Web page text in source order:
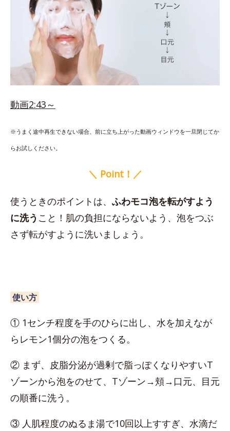
動画2:43～
※うまく途中再生できない場合、前に立ち上がった動画ウィンドウを一旦閉じてか
らお試しください。
＼ Point！／
使うときのポイントは、 ふわモコ泡を転がすよう
に洗う こと！肌の負担にならないよう、泡をつぶ
さず転がすように洗いましょう。
使い方
① 1センチ程度を手のひらに出し、水を加えなが
らレモン1個分の泡をつくる。
② まず、皮脂分泌が過剰で脂っぽくなりやすいT
ゾーンから泡をのせて、Tゾーン→頬→口元、目元
の順番に洗う。
③ 人肌程度のぬるま湯で10回以上すすぎ、水滴だ